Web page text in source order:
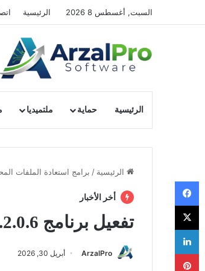
السبت, أغسطس 8 2026 الرئيسية
الرئيسية حماية ملتميديا
الرئيسية / برامج استعادة الملفات
أخر الأخبار
تفعيل برنامج Auslogics File Recovery Pro 12.2.0.6
ArzalPro أبريل 30, 2026
فيسبوك
‫X
لينكدإن
بينتيريست